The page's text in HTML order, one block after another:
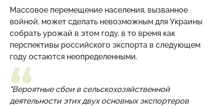
Массовое перемещение населения, вызванное
войной, может сделать невозможным для Украины
собрать урожай в этом году, в то время как
перспективы российского экспорта в следующем
году остаются неопределенными.
"Вероятные сбои в сельскохозяйственной
деятельности этих двух основных экспортеров